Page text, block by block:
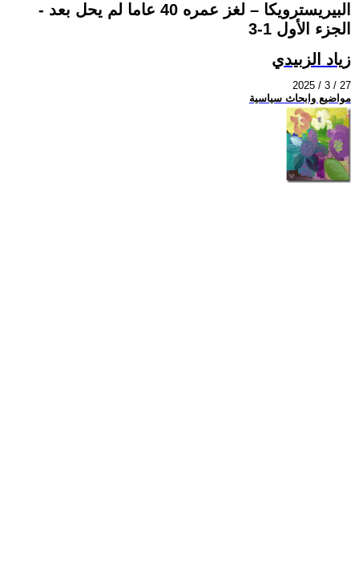
البيريسترويكا – لغز عمره 40 عاما لم يحل بعد -
الجزء الأول 1-3
زياد الزبيدي
2025 / 3 / 27
مواضيع وابحاث سياسية